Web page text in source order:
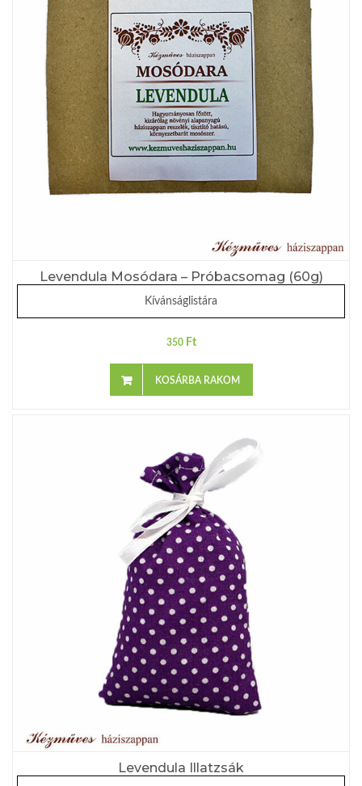
Levendula Mosódara – Próbacsomag (60g)
Kívánságlistára
350 Ft
KOSÁRBA RAKOM
Levendula Illatzsák